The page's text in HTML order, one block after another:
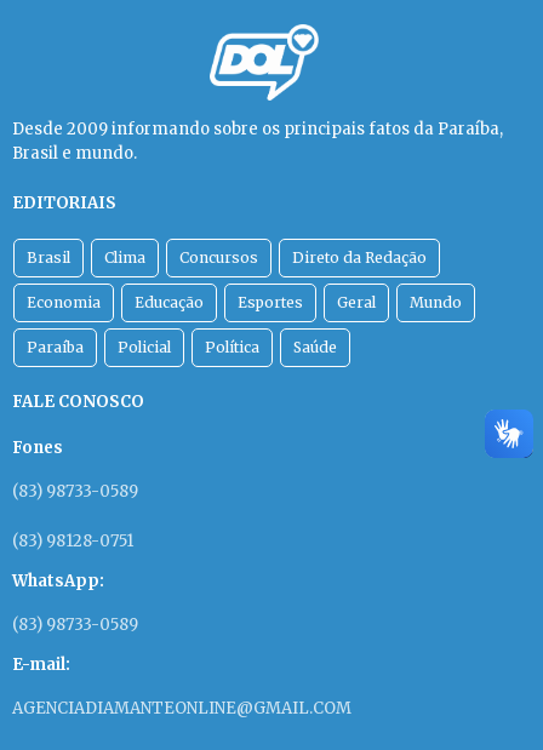
Desde 2009 informando sobre os principais fatos da Paraíba,
Brasil e mundo.
EDITORIAIS
Brasil Clima Concursos Direto da Redação
Economia Educação Esportes Geral Mundo
Paraíba Policial Política Saúde
FALE CONOSCO
Fones
(83) 98733-0589
(83) 98128-0751
WhatsApp:
(83) 98733-0589
E-mail:
AGENCIADIAMANTEONLINE@GMAIL.COM